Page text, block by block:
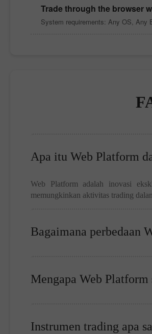
Trade through the browser
System requirements: Any OS, Any
Apa itu Web Platform
Web Platform adalah inovasi
memungkinkan aktivitas trading
Bagaimana perbedaan
Mengapa Web
Instrumen trading apa